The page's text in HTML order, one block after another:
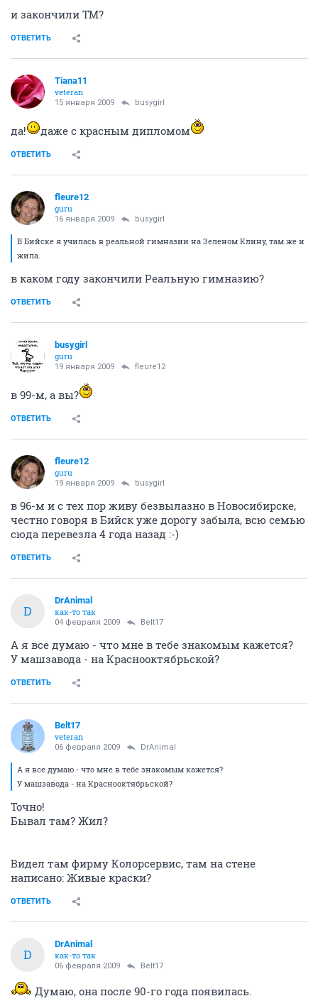
и закончили ТМ?
ОТВЕТИТЬ
Tiana11
veteran
15 января 2009 busygirl
да! даже с красным дипломом
ОТВЕТИТЬ
fleure12
guru
16 января 2009 busygirl
В Бийске я училась в реальной гимназии на Зеленом Клину, там же и
жила.
в каком году закончили Реальную гимназию?
ОТВЕТИТЬ
busygirl
guru
19 января 2009 fleure12
в 99-м, а вы?
ОТВЕТИТЬ
fleure12
guru
19 января 2009 busygirl
в 96-м и с тех пор живу безвылазно в Новосибирске,
честно говоря в Бийск уже дорогу забыла, всю семью
сюда перевезла 4 года назад :-)
ОТВЕТИТЬ
D
DrAnimal
как-то так
04 февраля 2009 Belt17
А я все думаю - что мне в тебе знакомым кажется?
У машзавода - на Краснооктябрьской?
ОТВЕТИТЬ
Belt17
veteran
06 февраля 2009 DrAnimal
А я все думаю - что мне в тебе знакомым кажется?
У машзавода - на Краснооктябрьской?
Точно!
Бывал там? Жил?
Видел там фирму Колорсервис, там на стене
написано: Живые краски?
ОТВЕТИТЬ
D
DrAnimal
как-то так
06 февраля 2009 Belt17
Думаю, она после 90-го года появилась.